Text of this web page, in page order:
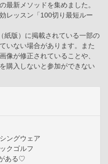
最新メソッドを集めました。
レッスン「100切り最短ルー
紙版）に掲載されている一部の
いない場合があります。また
像が修正されていることや、
購入しないと参加ができない
ングウェア
クゴルフ
ある♡